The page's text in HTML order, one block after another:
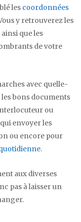
les coordonnées
y retrouverez les
que les
de votre
avec quelle-
bons documents
ou
envoyer les
ou encore pour
.
aux diverses
pas à laisser un